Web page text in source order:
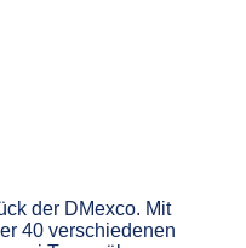
der DMexco. Mit
40 verschiedenen